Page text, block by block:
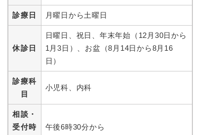
診療日 月曜日から土曜日
休診日
日曜日、祝日、年末年始（12月30日から
1月3日）、お盆（8月14日から8月16
日）
診療科
目
小児科、内科
相談・
受付時
午後6時30分から